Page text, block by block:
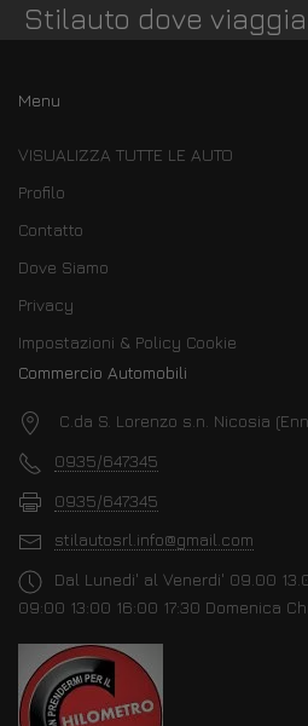
Stilauto dove
Menu
VISUALIZZA TUTTE LE AUTO
Profilo
Contatto
Dove Siamo
Privacy
Impostazioni & Policy Cookie
Commercio Automobili
C.da S. Lorenzo s.n. Nicosia
0935/647345
0935/647345
stilautosrl.info@gmail.com
Dal Lunedi' al Venerdi' 09.00
09:00 13:00 16:00 17:30 Domenica